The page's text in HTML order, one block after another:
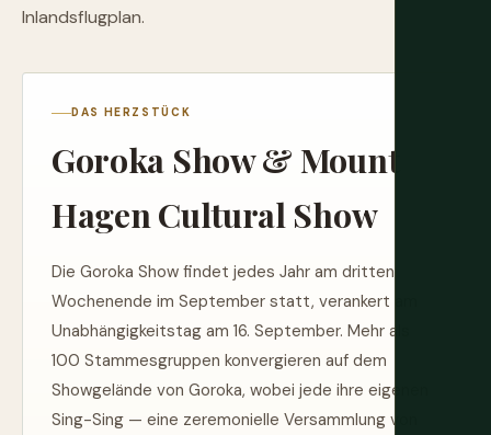
Inlandsflugplan.
DAS HERZSTÜCK
Goroka Show & Mount
Hagen Cultural Show
Die Goroka Show findet jedes Jahr am dritten
Wochenende im September statt, verankert am
Unabhängigkeitstag am 16. September. Mehr als
100 Stammesgruppen konvergieren auf dem
Showgelände von Goroka, wobei jede ihre eigenen
Sing-Sing — eine zeremonielle Versammlung von